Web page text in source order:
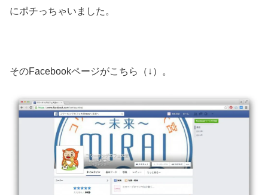
にポチっちゃいました。
そのFacebookページがこちら（↓）。